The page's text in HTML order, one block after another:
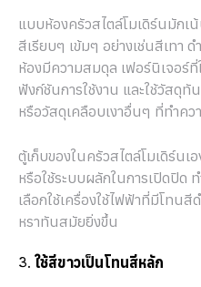
แบบห้องครัวสไตล์โมเดิร์นมักเ
สีเรียบๆ เข้มๆ อย่างเช่นสีเทา
ห้องมีความสมดุล เฟอร์นิเจอร์
ฟังก์ชันการใช้งาน และใช้วัสดุทั
หรือวัสดุเคลือบเงาอื่นๆ ที่ทำคว
ตู้เก็บของในครัวสไตล์โมเดิร์น
หรือใช้ระบบผลักในการเปิดปิด
เลือกใช้เครื่องใช้ไฟฟ้าที่มีโทนสี
หราทันสมัยยิ่งขึ้น
3. ใช้สีขาวเป็นโทนสีหลัก